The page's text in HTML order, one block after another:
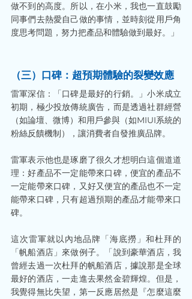
做不到的高度。所以，在小米，我也一直鼓勵
同事們去熱愛自己做的事情，並時刻從用戶角
度思考問題，努力把產品和體驗做到最好。」
（三）口碑：超預期體驗的裂變效應
雷軍深信：「口碑是最好的行銷。」小米成立
初期，極少投放傳統廣告，而是透過社群經營
（如論壇、微博）和用戶參與（如MIUI系統的
粉絲反饋機制），讓消費者自發推廣品牌。
雷軍表示他也是琢磨了很久才想明白這個道道
理：好產品不一定能帶來口碑，便宜的產品不
一定能帶來口碑，又好又便宜的產品也不一定
能帶來口碑，只有超過預期的產品才能帶來口
碑。
這次雷軍就以內地品牌「海底撈」和杜拜的
「帆船酒店」來做例子。「說到豪華酒店，我
曾經去過一次杜拜的帆船酒店，據說那是全球
最好的酒店，一走進去果然金碧輝煌。但是，
我覺得無比失望，第一反應居然是『怎麼這麼